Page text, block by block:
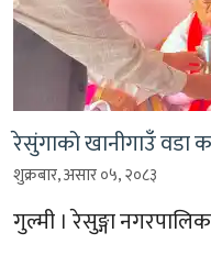
रेसुंगाको खानीगाउँ वडा
शुक्रबार, असार ०५, २०८३
गुल्मी । रेसुङ्गा